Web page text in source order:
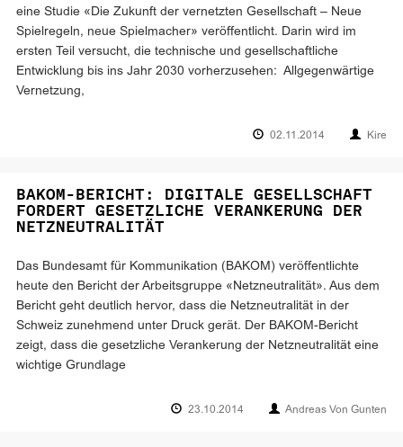
eine Studie «Die Zukunft der vernetzten Gesellschaft – Neue
Spielregeln, neue Spielmacher» veröffentlicht. Darin wird im
ersten Teil versucht, die technische und gesellschaftliche
Entwicklung bis ins Jahr 2030 vorherzusehen: Allgegenwärtige
Vernetzung,
02.11.2014 Kire
BAKOM-BERICHT: DIGITALE GESELLSCHAFT
FORDERT GESETZLICHE VERANKERUNG DER
NETZNEUTRALITÄT
Das Bundesamt für Kommunikation (BAKOM) veröffentlichte
heute den Bericht der Arbeitsgruppe «Netzneutralität». Aus dem
Bericht geht deutlich hervor, dass die Netzneutralität in der
Schweiz zunehmend unter Druck gerät. Der BAKOM-Bericht
zeigt, dass die gesetzliche Verankerung der Netzneutralität eine
wichtige Grundlage
23.10.2014 Andreas Von Gunten